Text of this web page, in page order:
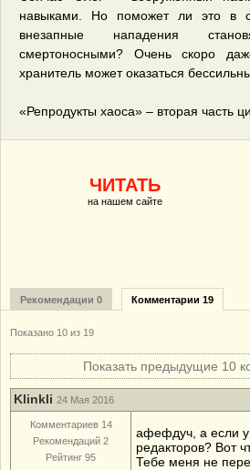
навыками. Но поможет ли это в
внезапные нападения
смертоносными? Очень скоро
хранитель может оказаться
«Репродукты хаоса» – вторая часть
ЧИТАТЬ
на нашем сайте
Рекомендации 0 Комментарии 19
Показано 10 из 19
Показать предыдущие 10
Klinkli 24 Мая 2016
Комментариев 14
Рекомендаций 2
Рейтинг 95
афефдуч, а если у
редакторов? Вот
Тебе меня не